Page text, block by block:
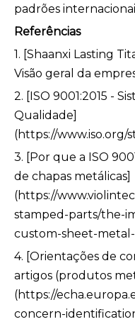
padrões
Referências
1. [Shaanxi Lasting
Visão geral da
2. [ISO 9001:2015 -
Qualidade]
(https://www.iso.org/
3. [Por que a ISO
de chapas metálicas]
(https://
stamped-parts/the-
custom-sheet-
4. [Orientações de
artigos (produtos
(https://
concern-